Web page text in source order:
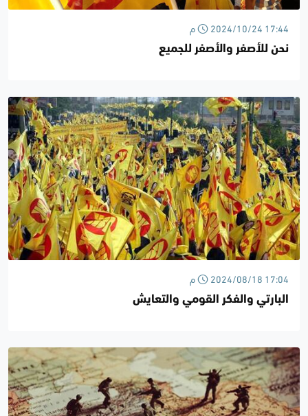
2024/10/24 17:44 م
نحن للأصفر والأصفر للجميع
2024/08/18 17:04 م
البارتي والفكر القومي والتعايش